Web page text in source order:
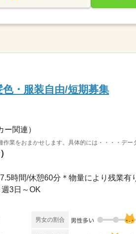
・服装自由/短期募集
ー関連）
作業をおまかせします。具体的には・・・・デ
時間/休憩60分＊物量により残業有
3日～OK
男女の割合